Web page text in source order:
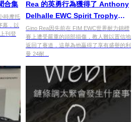
合集
時摩托
幕，以
刊登
Rea 的英勇行為獲得了 Anthony
Delhalle EWC Spirit Trophy精
神獎
Gino Rea因先前在 FIM EWC世界耐力錦標
賽上遭受嚴重的頭部損傷，教人難以置信地
返回了賽道，這舉為他贏得了享有盛譽的利
曼 24耐...